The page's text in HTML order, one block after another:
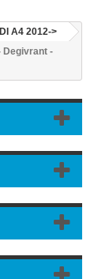
A4 2012->
Degivrant -